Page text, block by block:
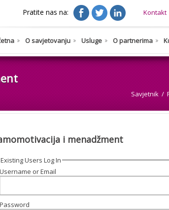
Pratite nas na: Kontakt
O savjetovanju Usluge O partnerima
Savjetnik
i menadžment
Existing Users Log In
Username or Email
Password